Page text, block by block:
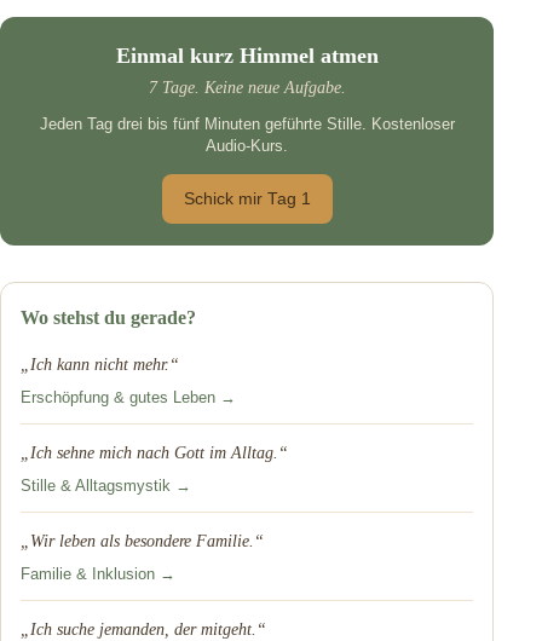
Einmal kurz Himmel atmen
7 Tage. Keine neue Aufgabe.
Jeden Tag drei bis fünf Minuten geführte Stille. Kostenloser
Audio-Kurs.
Schick mir Tag 1
Wo stehst du gerade?
„Ich kann nicht mehr.“
Erschöpfung & gutes Leben →
„Ich sehne mich nach Gott im Alltag.“
Stille & Alltagsmystik →
„Wir leben als besondere Familie.“
Familie & Inklusion →
„Ich suche jemanden, der mitgeht.“